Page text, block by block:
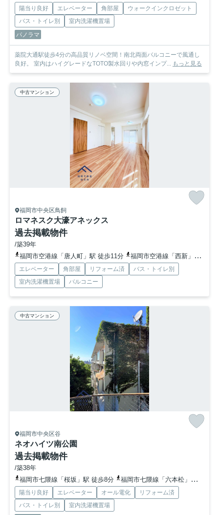
陽当り良好 エレベーター 角部屋
ウォークインクロゼット
バス・トイレ別
室内洗濯機置場
パノラマ
薬院大通駅徒歩4分の高品質リノベ空間！南北両面バルコニーで風通し
良好。 室内はハイグレードなTOTO製水回りや内窓インプ... もっと見る
中古マンション
福岡市中央区鳥飼
ロマネスク大濠アネックス
過去掲載物件
/築39年
福岡市空港線「唐人町」駅 徒歩11分
福岡市空港線「西新」駅 徒歩13分
エレベーター 角部屋 リフォーム済
バス・トイレ別
室内洗濯機置場
バルコニー
中古マンション
福岡市中央区谷
ネオハイツ南公園
過去掲載物件
/築38年
福岡市七隈線「桜坂」駅 徒歩8分
福岡市七隈線「六本松」駅 徒歩13分
陽当り良好 エレベーター オール電化
リフォーム済
バス・トイレ別
室内洗濯機置場